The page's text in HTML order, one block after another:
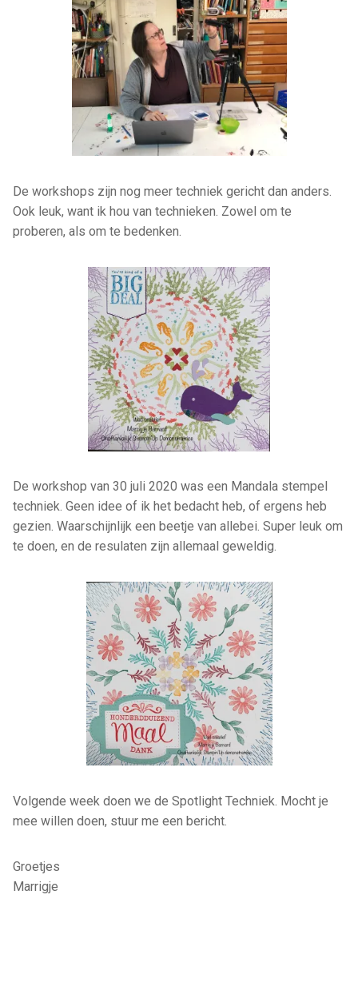
De workshops zijn nog meer techniek gericht dan anders.
Ook leuk, want ik hou van technieken. Zowel om te
proberen, als om te bedenken.
De workshop van 30 juli 2020 was een Mandala stempel
techniek. Geen idee of ik het bedacht heb, of ergens heb
gezien. Waarschijnlijk een beetje van allebei. Super leuk om
te doen, en de resulaten zijn allemaal geweldig.
Volgende week doen we de Spotlight Techniek. Mocht je
mee willen doen, stuur me een bericht.
Groetjes
Marrigje